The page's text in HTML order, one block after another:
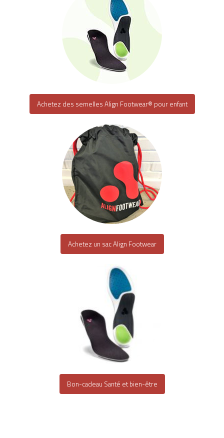
Achetez des semelles Align Footwear® pour enfant
Achetez un sac Align Footwear
Bon-cadeau Santé et bien-être